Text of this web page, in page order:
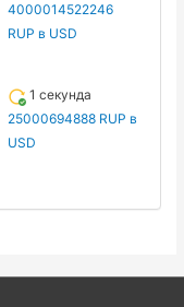
4000014522246
RUP в USD
1 секунда
25000694888 RUP в
USD